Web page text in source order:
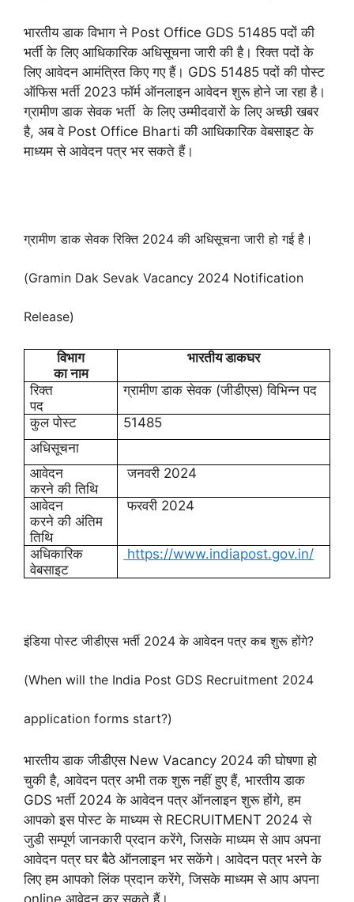
भारतीय डाक विभाग ने Post Office GDS 51485 पदों की
भर्ती के लिए आधिकारिक अधिसूचना जारी की है। रिक्त पदों के
लिए आवेदन आमंत्रित किए गए हैं। GDS 51485 पदों की पोस्ट
ऑफिस भर्ती 2023 फॉर्म ऑनलाइन आवेदन शुरू होने जा रहा है।
ग्रामीण डाक सेवक भर्ती के लिए उम्मीदवारों के लिए अच्छी खबर
है, अब वे Post Office Bharti की आधिकारिक वेबसाइट के
माध्यम से आवेदन पत्र भर सकते हैं।
ग्रामीण डाक सेवक रिक्ति 2024 की अधिसूचना जारी हो गई है।
(Gramin Dak Sevak Vacancy 2024 Notification
Release)
विभाग
का नाम
भारतीय डाकघर
रिक्त
पद
ग्रामीण डाक सेवक (जीडीएस) विभिन्न पद
कुल पोस्ट
51485
अधिसूचना
आवेदन
करने की तिथि
जनवरी 2024
आवेदन
करने की अंतिम
तिथि
फरवरी 2024
अधिकारिक
वेबसाइट
https://www.indiapost.gov.in/
इंडिया पोस्ट जीडीएस भर्ती 2024 के आवेदन पत्र कब शुरू होंगे?
(When will the India Post GDS Recruitment 2024
application forms start?)
भारतीय डाक जीडीएस New Vacancy 2024 की घोषणा हो
चुकी है, आवेदन पत्र अभी तक शुरू नहीं हुए हैं, भारतीय डाक
GDS भर्ती 2024 के आवेदन पत्र ऑनलाइन शुरू होंगे, हम
आपको इस पोस्ट के माध्यम से RECRUITMENT 2024 से
जुडी सम्पूर्ण जानकारी प्रदान करेंगे, जिसके माध्यम से आप अपना
आवेदन पत्र घर बैठे ऑनलाइन भर सकेंगे। आवेदन पत्र भरने के
लिए हम आपको लिंक प्रदान करेंगे, जिसके माध्यम से आप अपना
online आवेदन कर सकते हैं।